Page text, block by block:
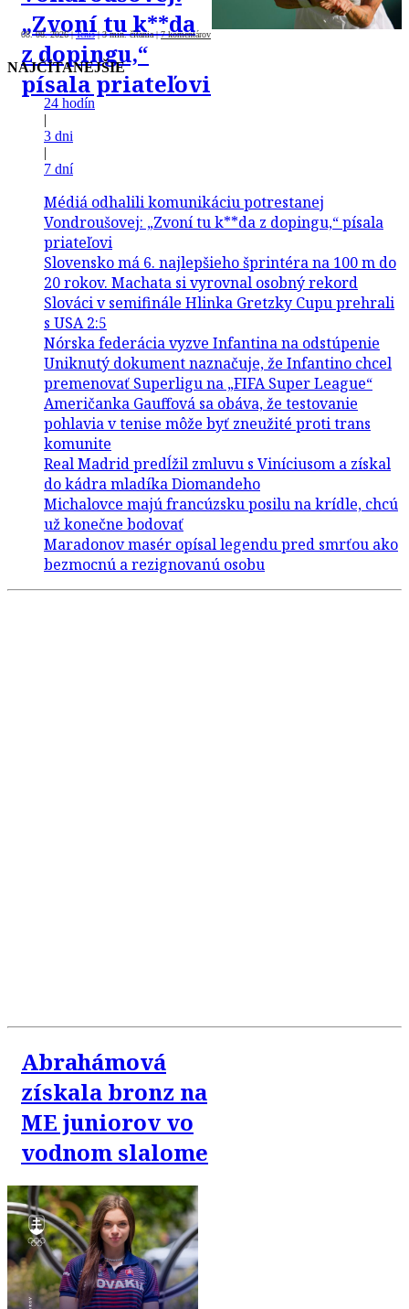
„Zvoní tu k**da
z dopingu,“
písala priateľovi
08. 08. 2026| Tenis |3 min. čítania| 7 komentárov
NAJČÍTANEJŠIE
24 hodín
|
3 dni
|
7 dní
Abrahámová
získala bronz na
ME juniorov vo
vodnom slalome